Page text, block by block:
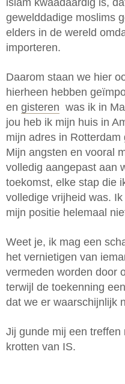
islam kwaadaardig is,
gewelddadige moslims
elders in de wereld
importeren.
Daarom staan we hier
hierheen hebben
en gisteren was ik in
jou heb ik mijn huis in
mijn adres in
Mijn angsten en vooral
volledig aangepast aan
toekomst, elke stap die
volledige vrijheid was.
mijn positie helemaal
Weet je, ik mag een
het vernietigen van
vermeden worden door
terwijl de toekenning
dat we er waarschijnlijk
Jij gunde mij een
krotten van IS.